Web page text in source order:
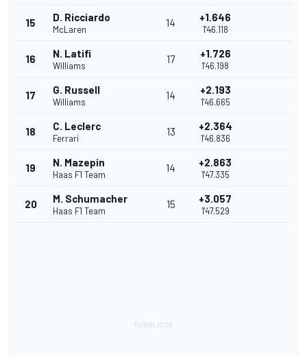
15 D. Ricciardo
McLaren
14 +1.646
1'46.118
16 N. Latifi
Williams
17 +1.726
1'46.198
17 G. Russell
Williams
14 +2.193
1'46.665
18 C. Leclerc
Ferrari
13 +2.364
1'46.836
19 N. Mazepin
Haas F1 Team
14 +2.863
1'47.335
20 M. Schumacher
Haas F1 Team
15 +3.057
1'47.529